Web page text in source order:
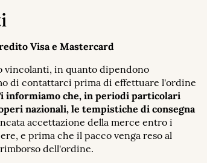
Visa e Mastercard
vincolanti, in quanto dipendono
di contattarci prima di effettuare l'ordine
informiamo che, in periodi particolari
nazionali, le tempistiche di consegna
accettazione della merce entro i
e prima che il pacco venga reso al
dell'ordine.